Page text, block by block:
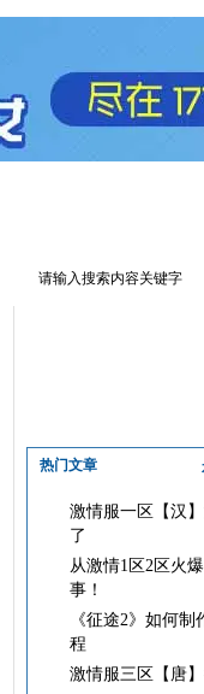
热门文章
激情服一区【汉
了
从激情1区2区火
事！
《征途2》如何
程
激情服三区【唐